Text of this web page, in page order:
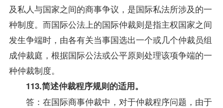
及私人与国家之间的商事争议，是国际私法所涉及的一
种制度。而国际公法上的国际仲裁则是指主权国家之间
发生争端时，由各有关当事国选出一个或几个仲裁员组
成仲裁庭，根据国际公法或公平原则处理该项争端的一
种仲裁制度。
113.简述仲裁程序规则的适用。
答：在国际商事仲裁中，对于仲裁程序问题，由于